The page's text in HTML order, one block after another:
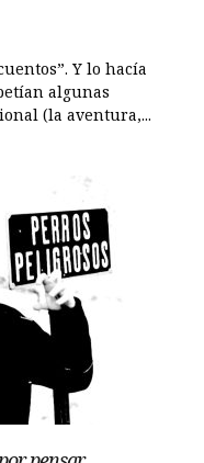
Y lo hacía
algunas
(la aventura,...